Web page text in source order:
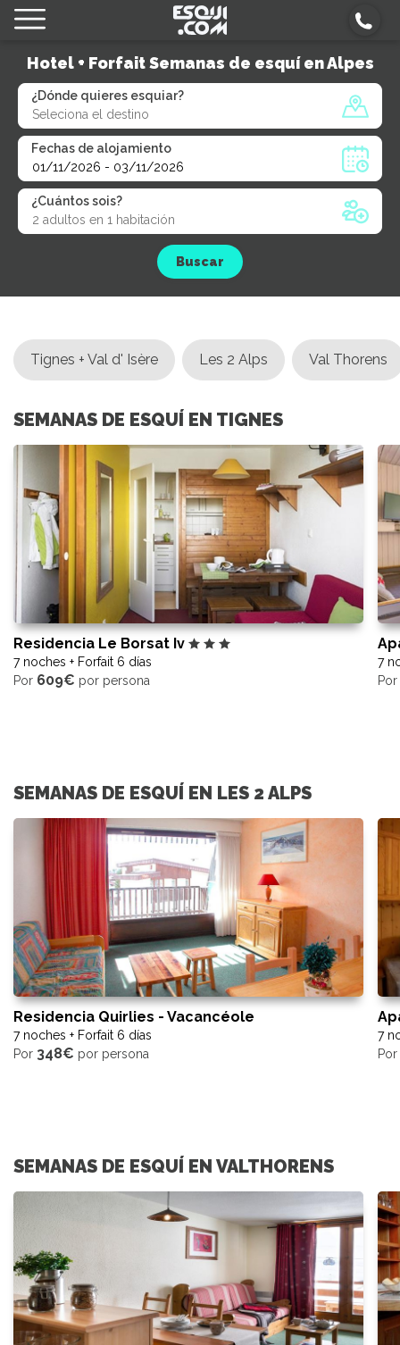
Hotel + Forfait Semanas de esquí en Alpes
¿Dónde quieres esquiar?
Fechas de alojamiento
¿Cuántos sois?
Buscar
Tignes + Val d' Isère Les 2 Alps Val Thorens
SEMANAS DE ESQUÍ EN TIGNES
Residencia Le Borsat Iv
7 noches + Forfait 6 días
Por 609€ por persona
7
Por
SEMANAS DE ESQUÍ EN LES 2 ALPS
Residencia Quirlies - Vacancéole
7 noches + Forfait 6 días
Por 348€ por persona
7
Por
SEMANAS DE ESQUÍ EN VALTHORENS